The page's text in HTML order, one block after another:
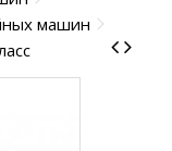
машин